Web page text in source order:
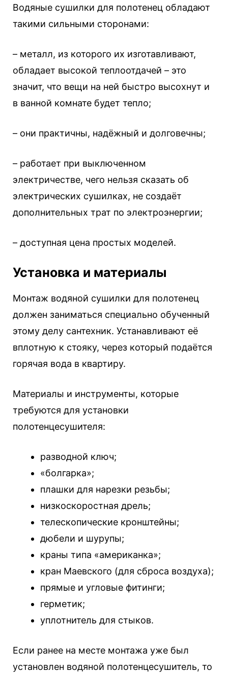
Водяные сушилки для полотенец обладают
такими сильными сторонами:
– металл, из которого их изготавливают,
обладает высокой теплоотдачей – это
значит, что вещи на ней быстро высохнут и
в ванной комнате будет тепло;
– они практичны, надёжный и долговечны;
– работает при выключенном
электричестве, чего нельзя сказать об
электрических сушилках, не создаёт
дополнительных трат по электроэнергии;
– доступная цена простых моделей.
Установка и материалы
Монтаж водяной сушилки для полотенец
должен заниматься специально обученный
этому делу сантехник. Устанавливают её
вплотную к стояку, через который подаётся
горячая вода в квартиру.
Материалы и инструменты, которые
требуются для установки
полотенцесушителя:
разводной ключ;
«болгарка»;
плашки для нарезки резьбы;
низкоскоростная дрель;
телескопические кронштейны;
дюбели и шурупы;
краны типа «американка»;
кран Маевского (для сброса воздуха);
прямые и угловые фитинги;
герметик;
уплотнитель для стыков.
Если ранее на месте монтажа уже был
установлен водяной полотенцесушитель, то